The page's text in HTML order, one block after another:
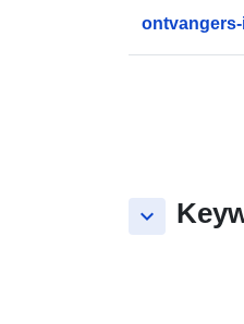
keyboard_arrow_down